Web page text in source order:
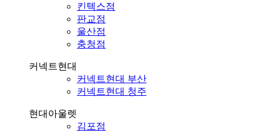
킨텍스점
판교점
울산점
충청점
커넥트현대
커넥트현대 부산
커넥트현대 청주
현대아울렛
김포점